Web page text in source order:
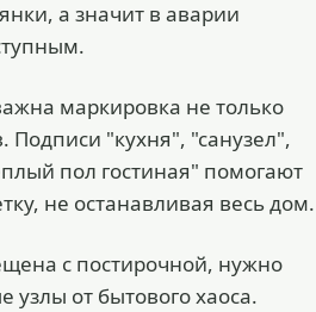
а значит в аварии
маркировка не только
Подписи "кухня", "санузел",
пол гостиная" помогают
не останавливая весь дом.
с постирочной, нужно
от бытового хаоса.